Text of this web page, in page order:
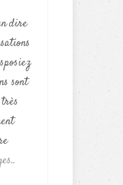
dire
sont